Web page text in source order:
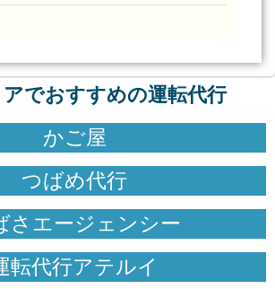
アでおすすめの運転代行
かご屋
つばめ代行
さエージェンシー
転代行アテルイ